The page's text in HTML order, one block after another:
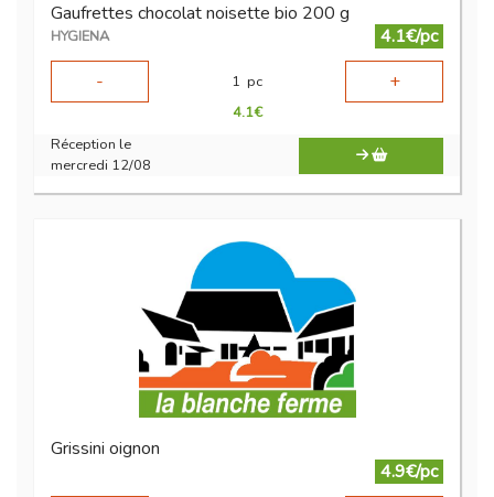
Gaufrettes chocolat noisette bio 200 g
HYGIENA
4.1€/pc
-
1 pc +
4.1€
Réception le
mercredi 12/08
Grissini oignon
4.9€/pc